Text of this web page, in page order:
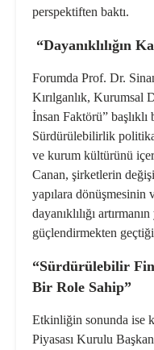
perspektiften baktı.
“Dayanıklılığın
Forumda Prof. Dr.
Kırılganlık, Kurumsal
İnsan Faktörü”
Sürdürülebilirlik
ve kurum kültürünü
Canan, şirketlerin
yapılara
dayanıklılığı
güçlendirmekten
“Sürdürülebilir
Bir Role Sahip”
Etkinliğin sonunda ise
Piyasası Kurulu